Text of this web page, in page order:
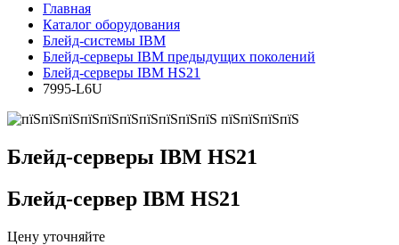
Главная
Каталог оборудования
Блейд-системы IBM
Блейд-серверы IBM предыдущих поколений
Блейд-серверы IBM HS21
7995-L6U
Блейд-серверы IBM HS21
Блейд-сервер IBM HS21
Цену уточняйте